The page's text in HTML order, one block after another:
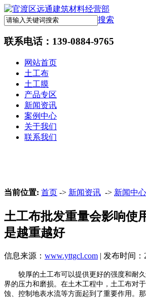
搜索
联系电话： 139-0884-9765
网站首页
土工布
土工膜
产品专区
新闻资讯
案例中心
关于我们
联系我们
当前位置: 首页 -> 新闻资讯 -> 新闻中心
土工布批发重量会影响使
是越重越好
信息来源： www.yttgcl.com | 发布时间：
较厚的土工布可以提供更好的强度和耐久
界的压力和磨损。在土木工程中，土工布对
蚀、控制地表水流等方面起到了重要作用。